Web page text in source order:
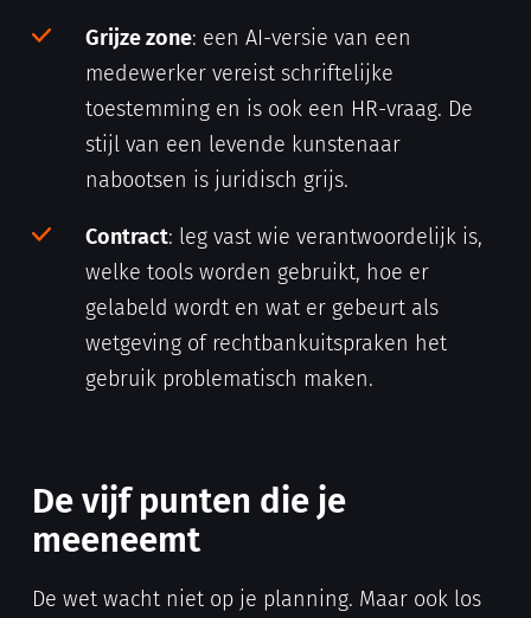
Grijze zone: een AI-versie van een
medewerker vereist schriftelijke
toestemming en is ook een HR-vraag. De
stijl van een levende kunstenaar
nabootsen is juridisch grijs.
Contract: leg vast wie verantwoordelijk is,
welke tools worden gebruikt, hoe er
gelabeld wordt en wat er gebeurt als
wetgeving of rechtbankuitspraken het
gebruik problematisch maken.
De vijf punten die je
meeneemt
De wet wacht niet op je planning. Maar ook los